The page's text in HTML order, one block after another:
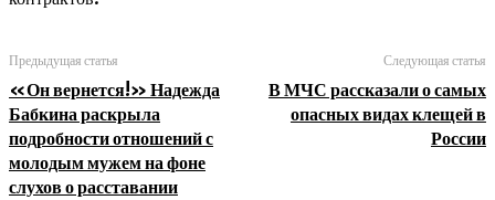
Предыдущая статья
«Он вернется!» Надежда
Бабкина раскрыла
подробности отношений с
молодым мужем на фоне
слухов о расставании
Следующая статья
В МЧС рассказали о самых
опасных видах клещей в
России